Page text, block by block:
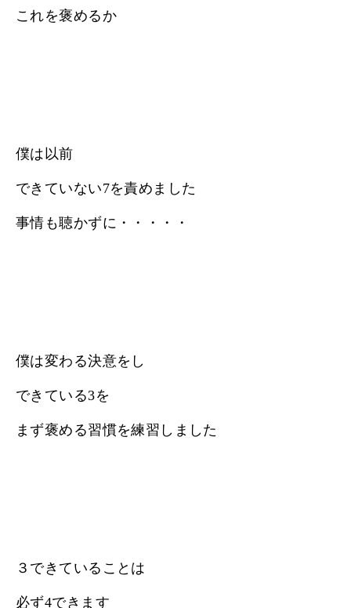
これを褒めるか
僕は以前
できていない7を責めました
事情も聴かずに・・・・・
僕は変わる決意をし
できている3を
まず褒める習慣を練習しました
３できていることは
必ず4できます